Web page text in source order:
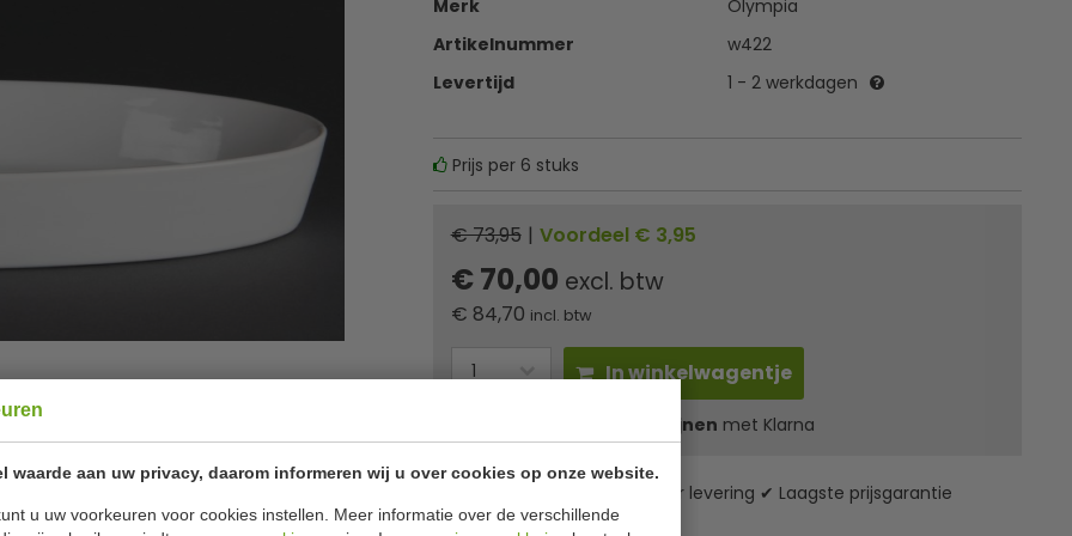
waarde aan uw privacy, daarom informeren wij u over cookies op onze website.
u uw voorkeuren voor cookies instellen. Meer informatie over de verschillende
Merk
Olympia
Artikelnummer
w422
Levertijd
1 - 2 werkdagen
Prijs per 6 stuks
€ 73,95 | Voordeel € 3,95
€ 70,00 excl. btw
€ 84,70 incl. btw
In winkelwagentje
in 3 termijnen met Klarna
✔ Gratis verzending* ✔ 24 uur levering ✔ Laagste prijsgarantie